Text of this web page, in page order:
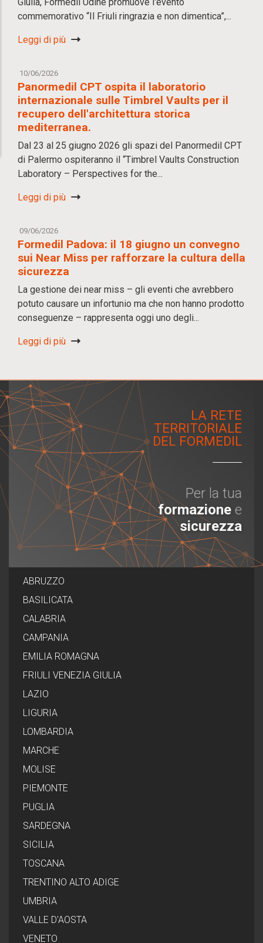
commemorativo “Il Friuli ringrazia e non dimentica”,...
Leggi di più
10/06/2026
Panormedil CPT ospita il laboratorio
internazionale sulle Timbrel Vaults per il
recupero dell'architettura storica
mediterranea.
Dal 23 al 25 giugno 2026 gli spazi del Panormedil CPT
di Palermo ospiteranno il “Timbrel Vaults Construction
Laboratory – Perspectives for the...
Leggi di più
09/06/2026
Formedil Padova: il 18 giugno un convegno
sui Near Miss per rafforzare la cultura della
sicurezza
La gestione dei near miss – gli eventi che avrebbero
potuto causare un infortunio ma che non hanno prodotto
conseguenze – rappresenta oggi uno degli...
Leggi di più
LA RETE
TERRITORIALE
DEL FORMEDIL
Per la tua
formazione e
sicurezza
ABRUZZO
BASILICATA
CALABRIA
CAMPANIA
EMILIA ROMAGNA
FRIULI VENEZIA GIULIA
LAZIO
LIGURIA
LOMBARDIA
MARCHE
MOLISE
PIEMONTE
PUGLIA
SARDEGNA
SICILIA
TOSCANA
TRENTINO ALTO ADIGE
UMBRIA
VALLE D'AOSTA
VENETO